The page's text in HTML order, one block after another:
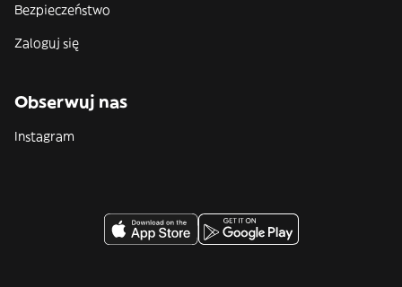
Bezpieczeństwo
Zaloguj się
Obserwuj nas
Instagram